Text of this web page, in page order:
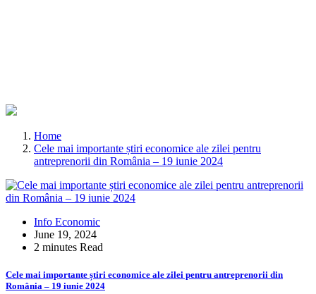
Home
Cele mai importante știri economice ale zilei pentru
antreprenorii din România – 19 iunie 2024
Info Economic
June 19, 2024
2 minutes Read
Cele mai importante știri economice ale zilei pentru antreprenorii din
România – 19 iunie 2024